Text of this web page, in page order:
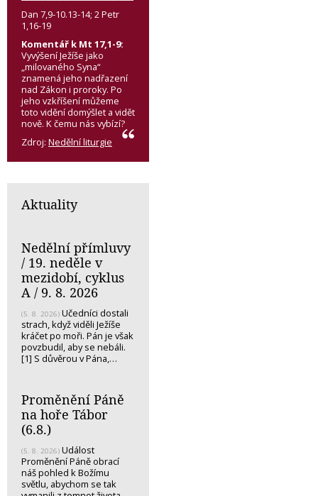
Dan 7,9-10.13-14; 2 Petr
1,16-19
Komentář k Mt 17,1-9:
Vyvýšení Ježíše jako
„milovaného Syna“
znamená jeho nadřazení
nad Zákon i proroky. Po
jeho vzkříšení můžeme
toto vidění domýšlet a vidět
nově. K čemu nás vybízí?
Zdroj: Nedělní liturgie
Aktuality
Nedělní přímluvy
/ 19. neděle v
mezidobí, cyklus
A / 9. 8. 2026
(5. 8. 2026) Učedníci dostali
strach, když viděli Ježíše
kráčet po moři. Pán je však
povzbudil, aby se nebáli.
[1] S důvěrou v Pána,…
Proměnění Páně
na hoře Tábor
(6.8.)
(5. 8. 2026) Událost
Proměnění Páně obrací
náš pohled k Božímu
světlu, abychom se tak